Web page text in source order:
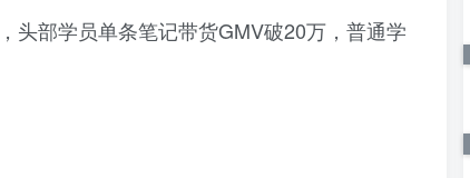
头部学员单条笔记带货GMV破20万，普通学